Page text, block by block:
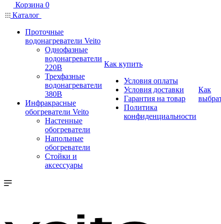
Корзина 0
Каталог
Проточные
водонагреватели Veito
Однофазные
водонагреватели
220В
Трехфазные
водонагреватели
380В
Инфракрасные
обогреватели Veito
Настенные
обогреватели
Напольные
обогреватели
Стойки и
аксессуары
Как купить
Условия оплаты
Условия доставки
Гарантия на товар
Политика
конфиденциальности
Как